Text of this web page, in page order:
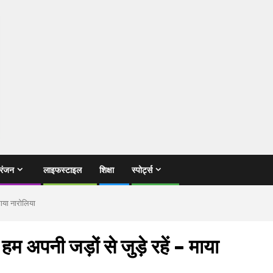
लाइफस्टाइल शिक्षा स्पोर्ट्स
नारोलिया
हम अपनी जड़ों से जुड़े रहें – माया